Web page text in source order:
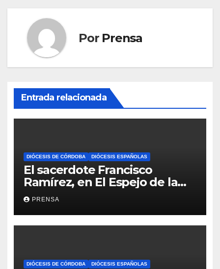
Por Prensa
Entrada relacionada
DIÓCESIS DE CÓRDOBA DIÓCESIS ESPAÑOLAS
El sacerdote Francisco
Ramírez, en El Espejo de la
Iglesia
PRENSA
DIÓCESIS DE CÓRDOBA DIÓCESIS ESPAÑOLAS